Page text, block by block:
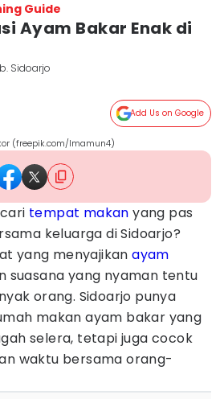
Guide
Ayam Bakar Enak di
Sidoarjo
Add Us on Google
(freepik.com/lmamun4)
tempat makan yang pas
keluarga di Sidoarjo?
yang menyajikanayam
suasana yang nyaman tentu
orang. Sidoarjo punya
makan ayam bakar yang
selera, tetapi juga cocok
waktu bersama orang-